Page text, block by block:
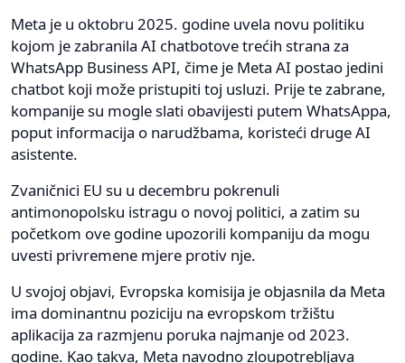
Meta je u oktobru 2025. godine uvela novu politiku
kojom je zabranila AI chatbotove trećih strana za
WhatsApp Business API, čime je Meta AI postao jedini
chatbot koji može pristupiti toj usluzi. Prije te zabrane,
kompanije su mogle slati obavijesti putem WhatsAppa,
poput informacija o narudžbama, koristeći druge AI
asistente.
Zvaničnici EU su u decembru pokrenuli
antimonopolsku istragu o novoj politici, a zatim su
početkom ove godine upozorili kompaniju da mogu
uvesti privremene mjere protiv nje.
U svojoj objavi, Evropska komisija je objasnila da Meta
ima dominantnu poziciju na evropskom tržištu
aplikacija za razmjenu poruka najmanje od 2023.
godine. Kao takva, Meta navodno zloupotrebljava